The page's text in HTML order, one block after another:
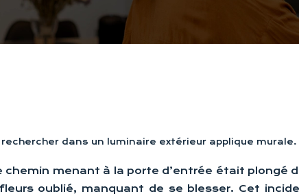
dans un luminaire extérieur applique murale.
menant à la porte d’entrée était plongé
oublié, manquant de se blesser. Cet